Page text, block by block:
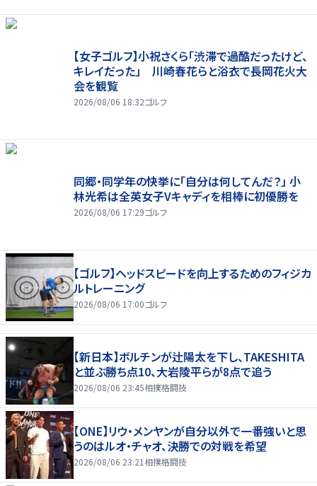
【女子ゴルフ】小祝さくら「渋滞で過酷だったけど、
キレイだった」 川崎春花らと浴衣で長岡花火大
会を観覧
2026/08/06 18:32ゴルフ
同郷・同学年の快挙に「自分は何してんだ？」 小
林光希は全英女子Vキャディを相棒に初優勝を
2026/08/06 17:29ゴルフ
【ゴルフ】ヘッドスピードを向上するためのフィジカ
ルトレーニング
2026/08/06 17:00ゴルフ
【新日本】ボルチンが辻陽太を下し、TAKESHITA
と並ぶ勝ち点10、大岩陵平らが8点で追う
2026/08/06 23:45相撲格闘技
【ONE】リウ・メンヤンが自分以外で一番強いと思
うのはルオ・チャオ、決勝での対戦を希望
2026/08/06 23:21 相撲格闘技